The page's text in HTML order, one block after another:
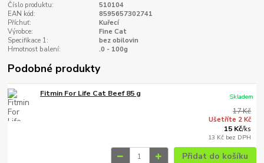
Číslo produktu:
510104
EAN kód:
8595657302741
Příchuť:
Kuřecí
Výrobce:
Fine Cat
Specifikace 1:
bez obilovin
Hmotnost balení:
.0 - 100g
Podobné produkty
Fitmin For Life Cat Beef 85 g
17 Kč
Ušetříte 2 Kč
15 Kč/ks
13 Kč bez DPH
Skladem
Přidat do košíku